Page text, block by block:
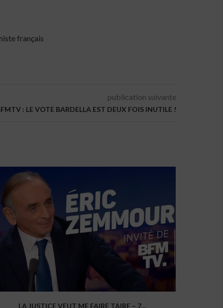
français
publication suivante
: LE VOTE BARDELLA EST DEUX FOIS INUTILE !
LA JUSTICE VEUT ME FAIRE TAIRE – 7...